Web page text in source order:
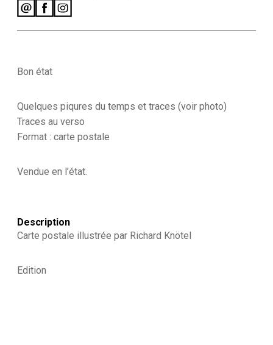
Bon état
Quelques piqures du temps et traces (voir photo)
Traces au verso
Format : carte postale
Vendue en l’état.
Description
Carte postale illustrée par Richard Knötel
Edition